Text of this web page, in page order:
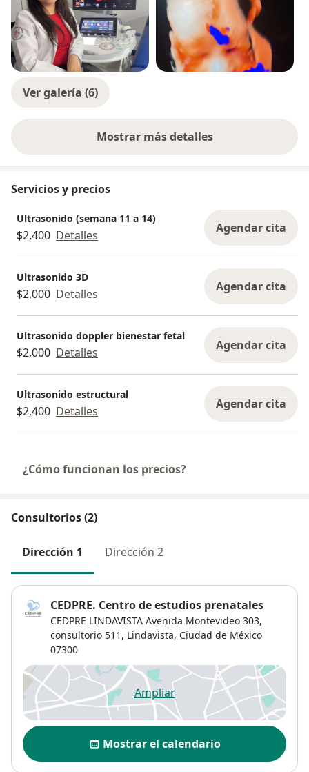
Ver galería (6)
Mostrar más detalles
sobre la experiencia
Servicios y precios
Ultrasonido (semana 11 a 14)
$2,400 Detalles Agendar cita
Ultrasonido 3D
$2,000 Detalles Agendar cita
Ultrasonido doppler bienestar fetal
$2,000 Detalles Agendar cita
Ultrasonido estructural
$2,400 Detalles Agendar cita
¿Cómo funcionan los precios?
Consultorios (2)
Dirección 1 Dirección 2
CEDPRE. Centro de estudios prenatales
CEDPRE LINDAVISTA Avenida Montevideo 303,
consultorio 511, Lindavista, Ciudad de México
07300
Ampliarse abre en una nueva
Disponibilidad
Mostrar el calendario